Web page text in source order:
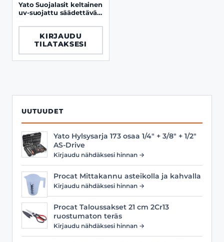
UUTUUDET
Yato Hylsysarja 173 osaa 1/4" + 3/8" + 1/2"
AS-Drive
Kirjaudu nähdäksesi hinnan →
Procat Mittakannu asteikolla ja kahvalla
Kirjaudu nähdäksesi hinnan →
Procat Taloussakset 21 cm 2Cr13
ruostumaton teräs
Kirjaudu nähdäksesi hinnan →
Yato Suojalasit keltainen
uv-suojattu säädettävä
KIRJAUDU
TILATAKSESI